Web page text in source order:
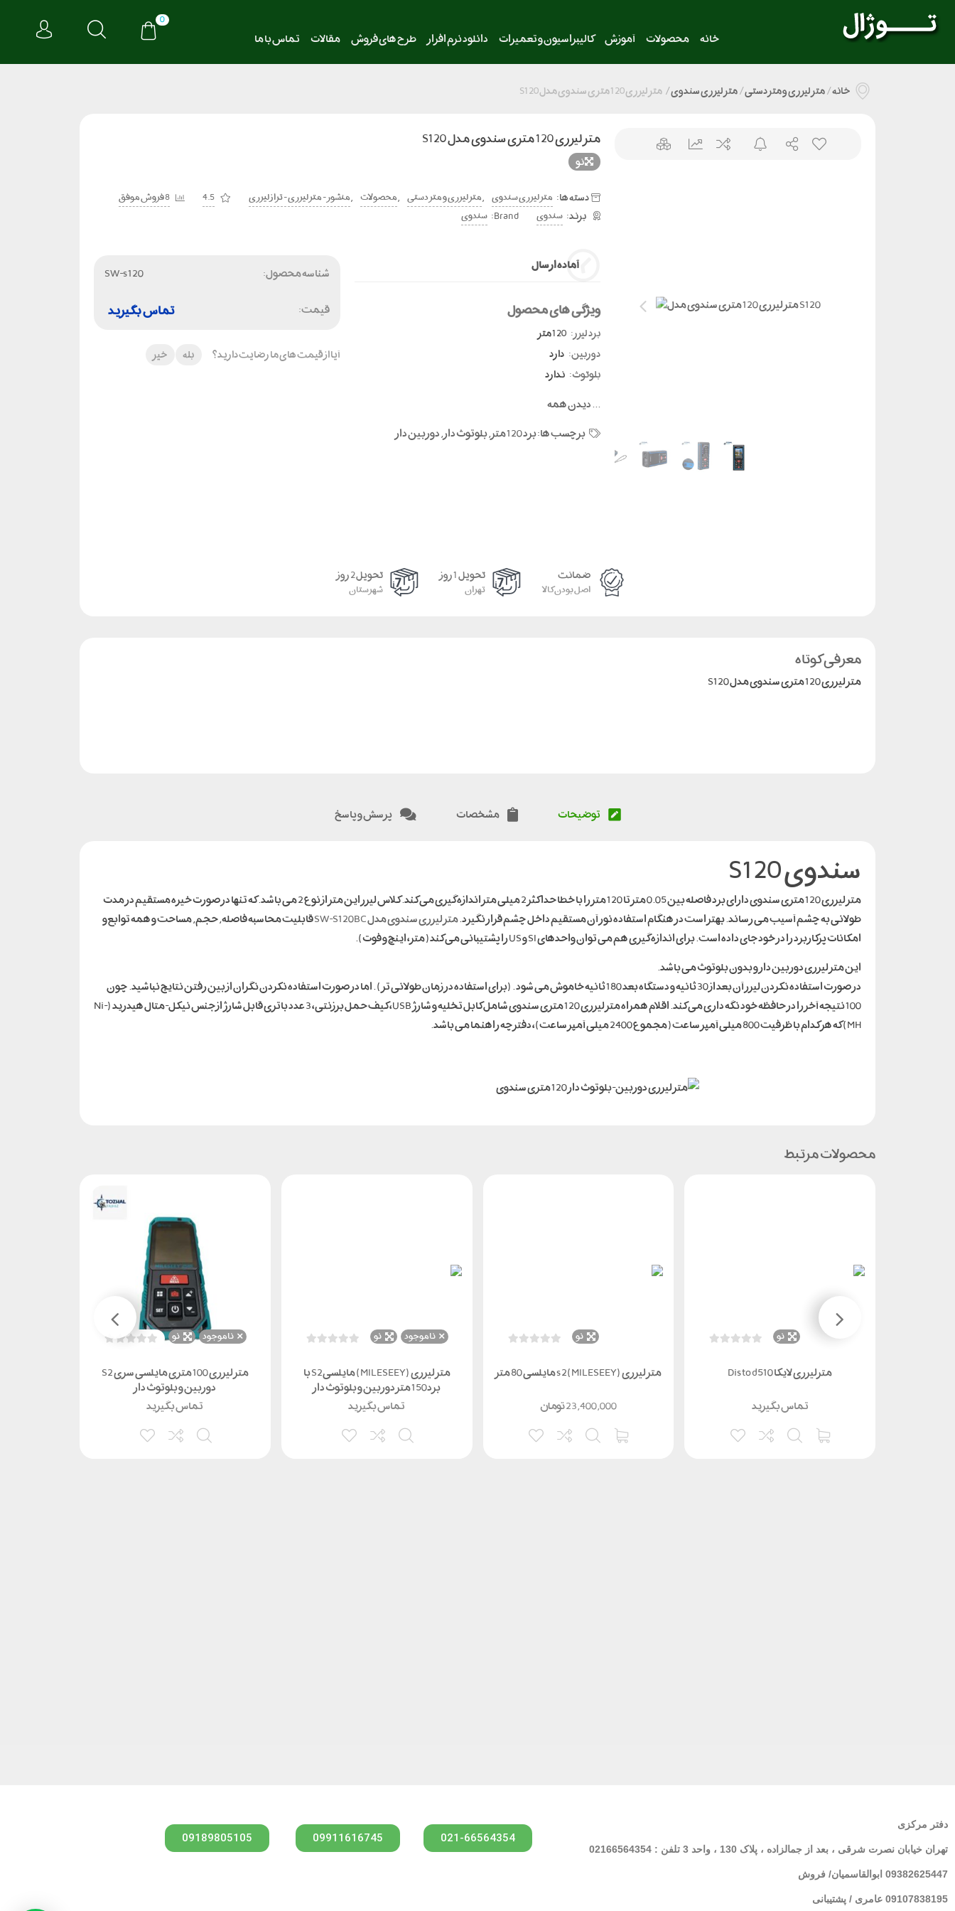
خانه محصولات آموزش کالیبراسیون و تعمیرات دانلود نرم افزار طرح های فروش مقالات تماس با ما
0
خانه/متر لیزری و متر دستی/متر لیزری سندوی/ متر لیزری 120 متری سندوی مدل S120
متر لیزری 120 متری سندوی مدل S120
نو
دسته ها: متر لیزری سندوی ,متر لیزری و متر دستی ,محصولات ,منشور - متر لیزری - تراز لیزری 4.5 8 فروش موفق
سندوی Brand: سندوی
آماده ارسال
ویژگی های محصول
برد لیزر:
دوربین: دارد
بلوتوث: ندارد
...دیدن همه
برچسب ها:برد 120 متر ,بلوتوث دار,دوربین دار
شناسه محصول:
SW-s120
قیمت:
تماس بگیرید
آیا از قیمت های ما رضایت دارید؟ بله خیر
ضمانت
اصل بودن کالا
تحویل 1 روز
تهران
تحویل 2 روز
شهرستان
معرفی کوتاه
متر لیزری 120 متری سندوی مدل S120
توضیحات مشخصات پرسش و پاسخ
سندوی S120
متر لیزری 120 متری سندوی دارای برد فاصله بین 0.05 متر تا 120 متر را با خطا حداکثر 2 میلی متر اندازه گیری می کند. کلاس لیزر این متر از نوع 2 می باشد. که تنها در صورت خیره مستقیم در مدت
طولانی به چشم آسیب می رساند. بهتر است در هنگام استفاده نور آن مستقیم داخل چشم قرار نگیرد.متر لیزری سندوی مدل SW-S120BC
قابلیت محاسبه فاصله, حجم, مساحت و همه توابع و
امکانات پرکاربرد را در خود جای داده است. برای اندازه گیری هم می توان واحدهای SI و US را پشتیبانی می کند( متر، اینچ و فوت).
این متر لیزری دوربین دار و بدون بلوتوث می باشد.
در صورت استفاده نکردن لیزر آن بعد از 30 ثانیه و دستگاه بعد 180 ثانیه خاموش می شود . (برای استفاده در زمان طولانی تر) . اما در صورت استفاده نکردن نگران از بین رفتن نتایج نباشید. چون
100 نتیجه آخر را در حافظه خود نگه داری می کند. اقلام همراه متر لیزری 120 متری سندوی شامل کابل تخلیه و شارژ USB، کیف حمل برزنتی، 3 عدد باتری قابل شارژ از جنس نیکل-متال هیدرید (Ni-
MH) که هر کدام با ظرفیت 800 میلی آمپر ساعت( مجموع 2400 میلی آمپر ساعت)، دفترچه راهنما می باشد.
محصولات مرتبط
نو
مترلیزری لایکا Disto d510
تماس بگیرید
نو
متر لیزری s2(MILESEEY) مایلسی 80 متر
تومان23,400,000
ناموجود نو
متر لیزری (MILESEEY) مایلسیS2 با
برد150 متر دوربین و بلوتوث دار
تماس بگیرید
ناموجود نو
متر لیزری 100 متری مایلسی سری S2
دوربین و بلوتوث دار
تماس بگیرید
دفتر مرکزی
تهران خیابان نصرت شرقی ، بعد از جمالزاده ، پلاک 130 ، واحد 3 تلفن : 02166564354
09382625447 ابوالقاسمیان/ فروش
09107838195 عامری / پشتیبانی
021-66564354
09911616745
09189805105